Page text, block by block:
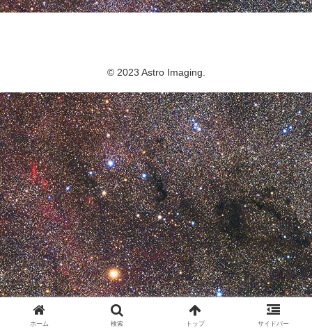
© 2023 Astro Imaging.
ホーム 検索 トップ サイドバー